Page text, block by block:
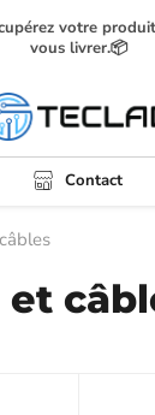
votre
vous livrer.📦
Contact
et